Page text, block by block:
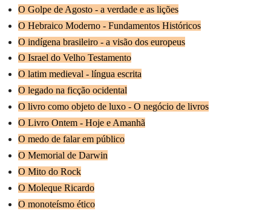
O Golpe de Agosto - a verdade e as lições
O Hebraico Moderno - Fundamentos Históricos
O indígena brasileiro - a visão dos europeus
O Israel do Velho Testamento
O latim medieval - língua escrita
O legado na ficção ocidental
O livro como objeto de luxo - O negócio de livros
O Livro Ontem - Hoje e Amanhã
O medo de falar em público
O Memorial de Darwin
O Mito do Rock
O Moleque Ricardo
O monoteísmo ético